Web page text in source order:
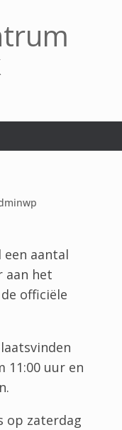
aantal
aan het
officiële
11:00 uur en
op zaterdag